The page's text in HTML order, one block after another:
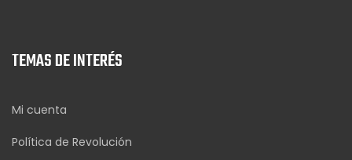
TEMAS DE INTERÉS
Mi cuenta
Política de Revolución